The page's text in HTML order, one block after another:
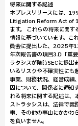
将来に関する記述
本プレスリリースには、
Litigation Reform Act of
ます。 これらの将来に関
情報に基づいています。
員会に提出した、2025年
年次報告書の項目3.D「重
ラタシスが随時SECに提出
いるリスクや不確実性にも
事業、財務状況、経営成績
因について、関係者に通知
れる将来に関する記述は、
ストラタシスは、法律で義
事、その他の事由にかかわ
を負いません。